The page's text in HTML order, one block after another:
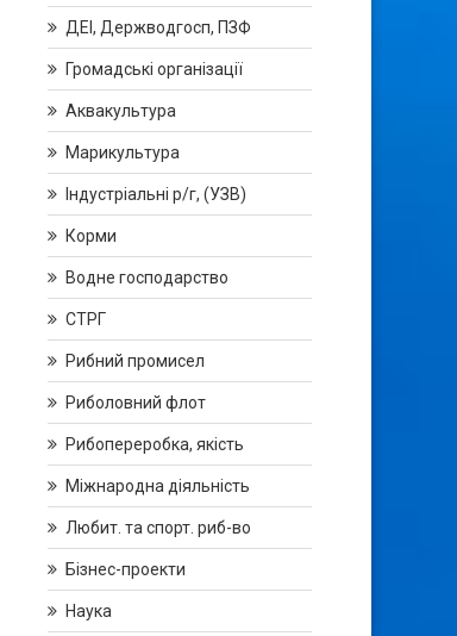
ДЕІ, Держводгосп, ПЗФ
Громадські організації
Аквакультура
Марикультура
Індустріальні р/г, (УЗВ)
Корми
Водне господарство
СТРГ
Рибний промисел
Риболовний флот
Рибопереробка, якість
Міжнародна діяльність
Любит. та спорт. риб-во
Бізнес-проекти
Наука